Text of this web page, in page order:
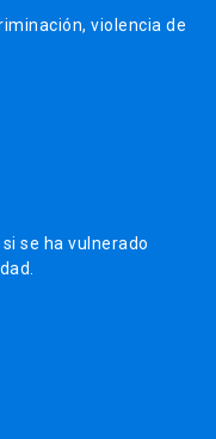
violencia de
se ha vulnerado